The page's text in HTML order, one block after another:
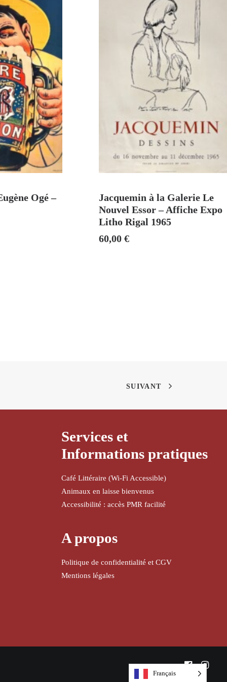
Ogé –
Jacquemin à la Galerie Le
Nouvel Essor – Affiche Expo
Litho Rigal 1965
60,00€
SUIVANT
Services et
Informations pratiques
Café Littéraire (Wi-Fi Accessible)
Animaux en laisse bienvenus
Accessibilité : accès PMR facilité
A propos
Politique de confidentialité et CGV
Mentions légales
Français